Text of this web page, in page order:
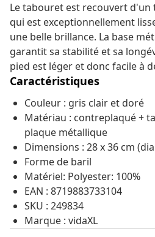
Le tabouret est recouvert d'un
qui est exceptionnellement
une belle brillance. La base
garantit sa stabilité et sa
pied est léger et donc facile à
Caractéristiques
Couleur : gris clair et doré
Matériau : contreplaqué +
plaque métallique
Dimensions : 28 x 36 cm
Forme de baril
Matériel: Polyester: 100%
EAN : 8719883733104
SKU : 249834
Marque : vidaXL